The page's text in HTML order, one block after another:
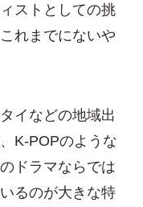
ストとしての挑
れまでにないや
イなどの地域出
K-POPのような
ドラマならでは
るのが大きな特